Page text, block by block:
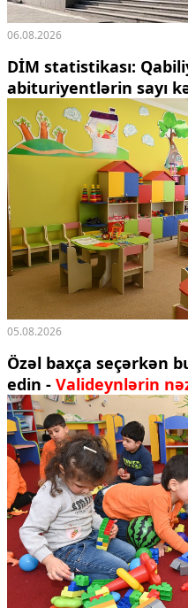
06.08.2026
DİM statistikası:
abituriyentlərin sayı
05.08.2026
Özəl baxça seçərkən
edin - Valideynlərin